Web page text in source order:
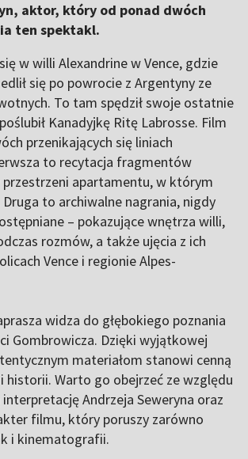
aktor, który od ponad dwóch
ten spektakl.
w willi Alexandrine w Vence, gdzie
się po powrocie z Argentyny ze
To tam spędził swoje ostatnie
Kanadyjkę Ritę Labrosse. Film
przenikających się liniach
to recytacja fragmentów
przestrzeni apartamentu, w którym
Druga to archiwalne nagrania, nigdy
– pokazujące wnętrza willi,
rozmów, a także ujęcia z ich
Vence i regionie Alpes-
widza do głębokiego poznania
Gombrowicza. Dzięki wyjątkowej
materiałom stanowi cenną
historii. Warto go obejrzeć ze względu
Andrzeja Seweryna oraz
filmu, który poruszy zarówno
i kinematografii.